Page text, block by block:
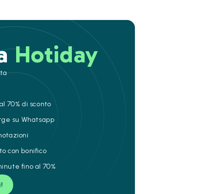
Hotiday
70% di sconto
su Whatsapp
con bonifico
fino al 70%